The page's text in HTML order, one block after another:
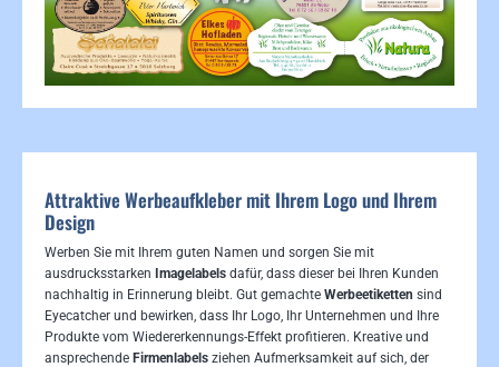
Attraktive Werbeaufkleber mit Ihrem Logo und Ihrem
Design
Werben Sie mit Ihrem guten Namen und sorgen Sie mit
ausdrucksstarken Imagelabels dafür, dass dieser bei Ihren Kunden
nachhaltig in Erinnerung bleibt. Gut gemachte Werbeetiketten sind
Eyecatcher und bewirken, dass Ihr Logo, Ihr Unternehmen und Ihre
Produkte vom Wiedererkennungs-Effekt profitieren. Kreative und
ansprechende Firmenlabels ziehen Aufmerksamkeit auf sich, der